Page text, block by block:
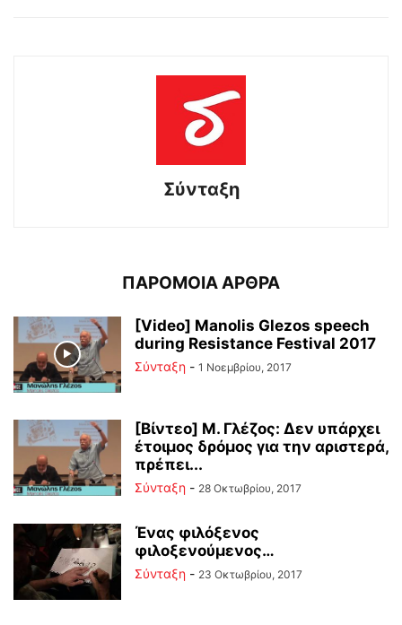
Σύνταξη
ΠΑΡΟΜΟΙΑ ΑΡΘΡΑ
[Video] Manolis Glezos speech
during Resistance Festival 2017
Σύνταξη - 1 Νοεμβρίου, 2017
[Βίντεο] Μ. Γλέζος: Δεν υπάρχει
έτοιμος δρόμος για την αριστερά,
πρέπει...
Σύνταξη - 28 Οκτωβρίου, 2017
Ένας φιλόξενος
φιλοξενούμενος…
Σύνταξη - 23 Οκτωβρίου, 2017